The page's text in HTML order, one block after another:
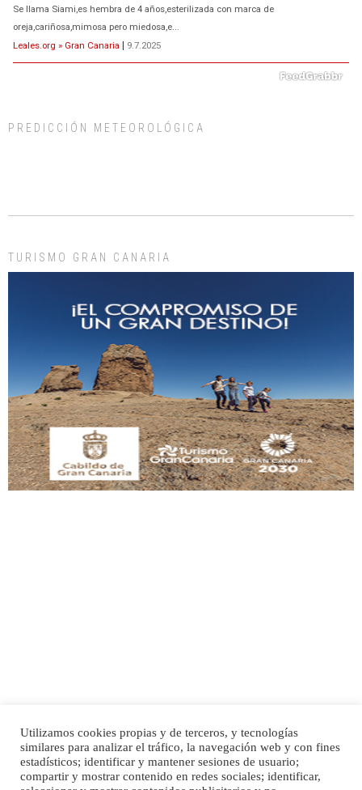
Se llama Siami,es hembra de 4 años,esterilizada con marca de
oreja,cariñosa,mimosa pero miedosa,e...
Leales.org » Gran Canaria | 9.7.2025
días, ella incluida...
Gato manso encontrado
Este gato macho ha aparecido en la calle hace menos de un mes, es muy
manso y extremadamente cari...
Leales.org » Gran Canaria | 9.7.2025
SHIBA PERDIDO AVDA JOSE MESA Y LOPEZ
PERRO MACHO RAZA SHIBA CON MICROCHIP PERDIDO HOY 06/07/2025 ZONA
MESA Y LOPEZ. ES MUY ASUSTADIZO
PREDICCIÓN METEOROLÓGICA
TURISMO GRAN CANARIA
Inicio Publicidad
Política de privacidad
Aviso Legal
Cláusula de Cookies
Utilizamos cookies propias y de terceros, y tecnologías
similares para analizar el tráfico, la navegación web y con fines
estadísticos; identificar y mantener sesiones de usuario;
compartir y mostrar contenido en redes sociales; identificar,